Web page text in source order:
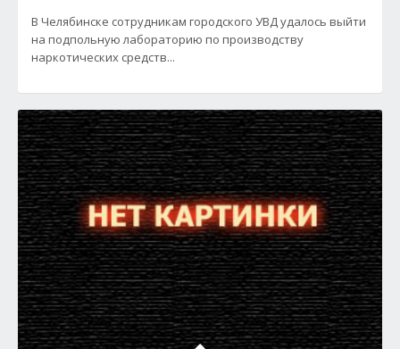
В Челябинске сотрудникам городского УВД удалось выйти
на подпольную лабораторию по производству
наркотических средств...